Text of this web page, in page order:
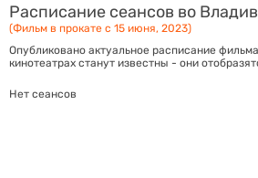
Расписание сеансов во
(Фильм в прокате с 15 июня, 2023)
Опубликовано актуальное расписание
кинотеатрах станут известны - они
Нет сеансов